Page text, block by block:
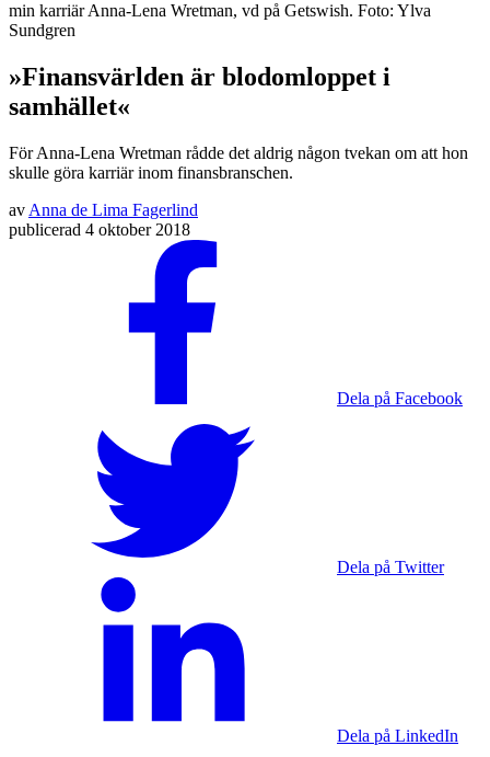
min karriär Anna-Lena Wretman, vd på Getswish. Foto: Ylva
Sundgren
»Finansvärlden är blodomloppet i
samhället«
För Anna-Lena Wretman rådde det aldrig någon tvekan om att hon
skulle göra karriär inom finansbranschen.
av Anna de Lima Fagerlind
publicerad 4 oktober 2018
Dela på Facebook
Dela på Twitter
Dela på LinkedIn